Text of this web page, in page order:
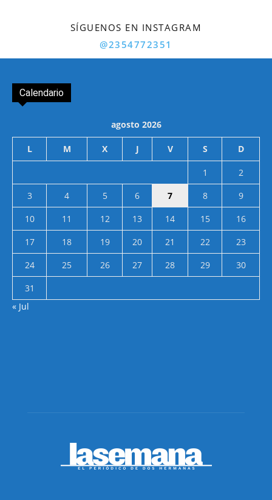
SÍGUENOS EN INSTAGRAM
@2354772351
Calendario
agosto 2026
L M X J V S D
1
2
3
4 5 6 7 8
9
10
11 12 13 14 15
16
17
18 19 20 21 22
23
24
25 26 27 28 29
30
31
« Jul